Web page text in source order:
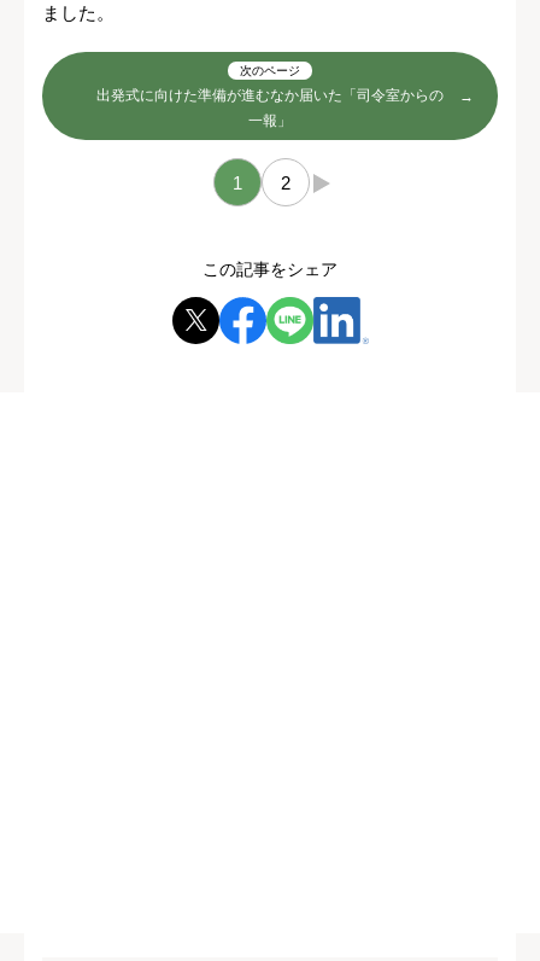
ました。
次のページ
出発式に向けた準備が進むなか届いた「司令室からの
一報」
1 2 →
この記事をシェア